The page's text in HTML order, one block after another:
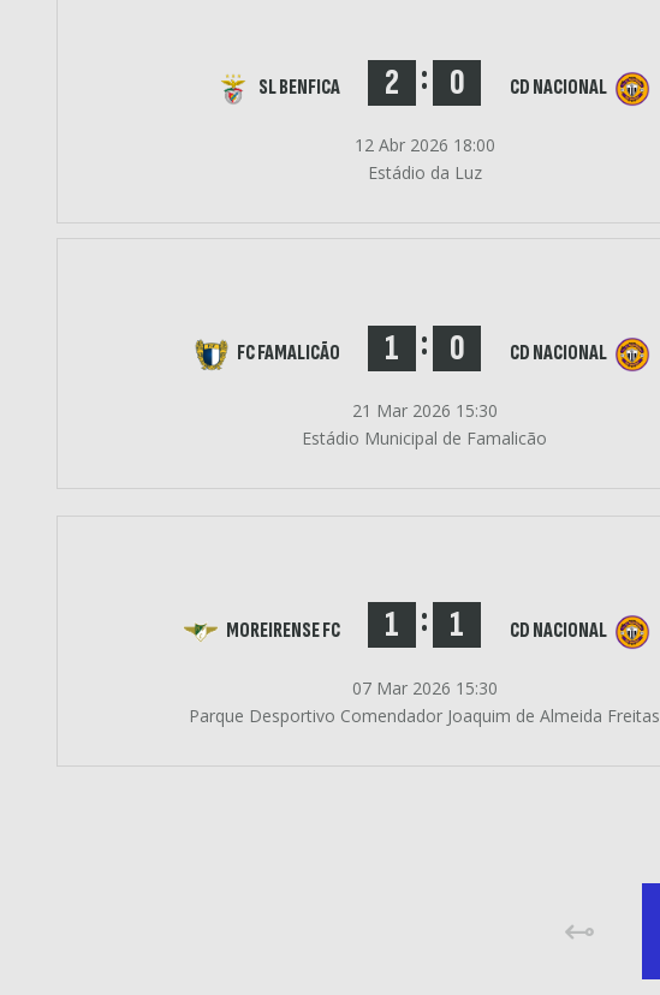
SL BENFICA 2 : 0 CD NACIONAL
12 Abr 2026 18:00
Estádio da Luz
FC FAMALICÃO 1 : 0 CD NACIONAL
21 Mar 2026 15:30
Estádio Municipal de Famalicão
MOREIRENSE FC 1 : 1 CD NACIONAL
07 Mar 2026 15:30
Parque Desportivo Comendador Joaquim de Almeida Freitas